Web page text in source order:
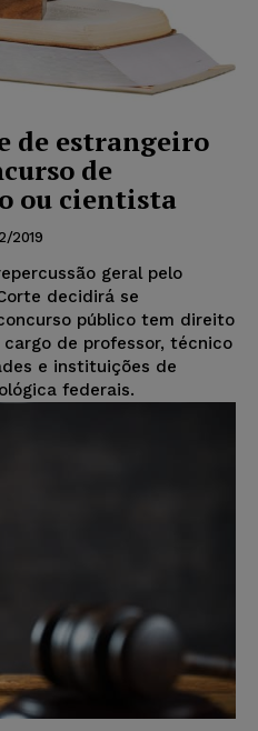
de estrangeiro
de
ou cientista
2019
geral pelo
decidirá se
público tem direito
de professor, técnico
e instituições de
federais.